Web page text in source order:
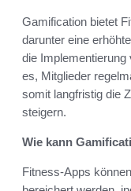
Gamification bietet
darunter eine
die Implementierung
es, Mitglieder
somit langfristig die
steigern.
Wie kann
Fitness-Apps